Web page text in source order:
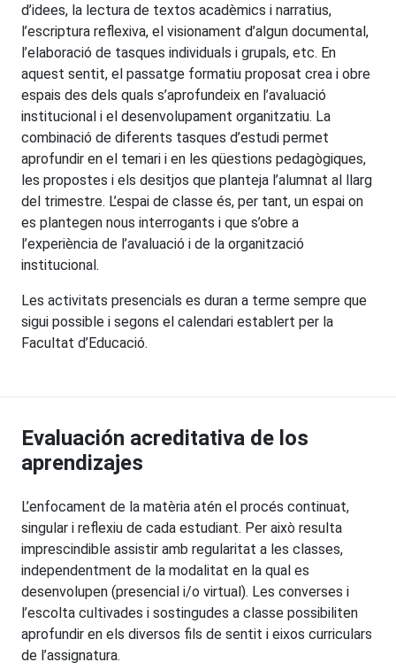
d’idees, la lectura de textos acadèmics i narratius,
l’escriptura reflexiva, el visionament d’algun documental,
l’elaboració de tasques individuals i grupals, etc. En
aquest sentit, el passatge formatiu proposat crea i obre
espais des dels quals s’aprofundeix en l’avaluació
institucional i el desenvolupament organitzatiu. La
combinació de diferents tasques d’estudi permet
aprofundir en el temari i en les qüestions pedagògiques,
les propostes i els desitjos que planteja l’alumnat al llarg
del trimestre. L’espai de classe és, per tant, un espai on
es plantegen nous interrogants i que s’obre a
l’experiència de l’avaluació i de la organització
institucional.
Les activitats presencials es duran a terme sempre que
sigui possible i segons el calendari establert per la
Facultat d’Educació.
Evaluación acreditativa de los
aprendizajes
L’enfocament de la matèria atén el procés continuat,
singular i reflexiu de cada estudiant. Per això resulta
imprescindible assistir amb regularitat a les classes,
independentment de la modalitat en la qual es
desenvolupen (presencial i/o virtual). Les converses i
l’escolta cultivades i sostingudes a classe possibiliten
aprofundir en els diversos fils de sentit i eixos curriculars
de l’assignatura.